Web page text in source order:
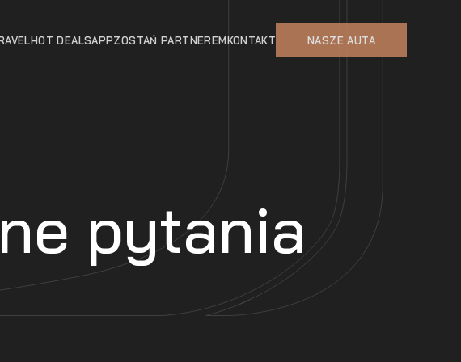
HOT DEALSAPPZOSTAŃ PARTNEREMKONTAKT NASZE AUTA
pytania